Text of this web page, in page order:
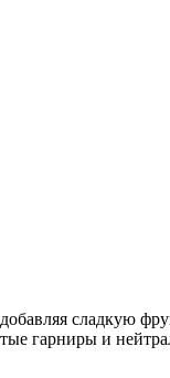
сладкую
гарниры и